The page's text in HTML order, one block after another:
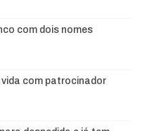
com dois nomes
com patrocinador